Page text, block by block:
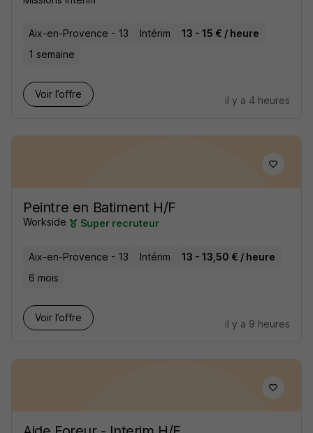
Aix-en-Provence - 13 Intérim
13 - 15 € / heure
1 semaine
Voir l’offre
il y a 4 heures
Peintre en Batiment H/F
Workside Super recruteur
Aix-en-Provence - 13 Intérim
13 - 13,50 € / heure
6 mois
Voir l’offre
il y a 9 heures